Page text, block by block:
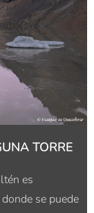
TORRE
es
se puede